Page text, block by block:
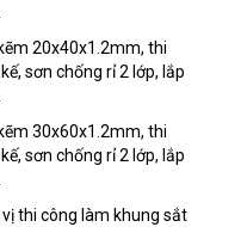
20x40x1.2mm, thi
sơn chống rỉ 2 lớp, lắp
30x60x1.2mm, thi
sơn chống rỉ 2 lớp, lắp
thi công làm khung sắt